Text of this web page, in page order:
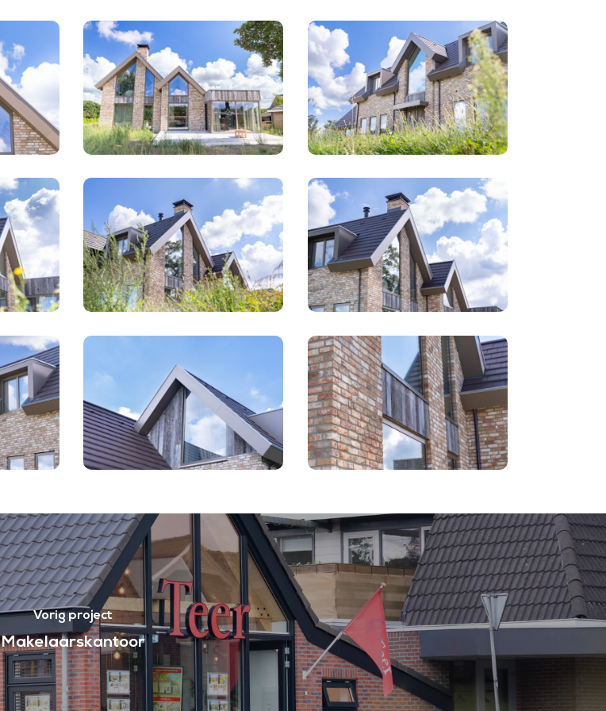
RD
PLan
-
Het
Laantje
villa
Heemskerk
RD
PLan
-
Het
Laantje
villa
Heemskerk
RD
-
Het
Laantje
villa
Heemskerk
RD
PLan
-
Het
Laantje
villa
Heemskerk
RD
Het
Laantje
villa
Heemskerk
RD
PLan
-
Het
Laantje
villa
Heemskerk
Vorig project
Makelaarskantoor